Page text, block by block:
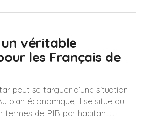
véritable
les Français de
peut se targuer d’une situation
plan économique, il se situe au
de PIB par habitant,...